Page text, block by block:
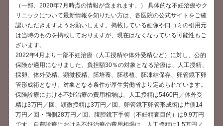
（一部、2020年7月時点の情報が含まれます。） 具体的な不妊治療やク
リニックについて最新情報を知りたい方は、各医院の公式サイトをご確
認いただきますようお願いします。掲載している画像や口コミの引用元
は当時のものを掲載しておりますが、現在はなくなっている可能性もご
ざいます。
2022年4月より一部不妊治療（人工授精や体外受精など）に対し、公的
保険が適用になりました。負担額30％の対象となる治療は、人工授精、
採卵、体外受精、顕微授精、胚培養、胚移植、胚凍結保存、卵管鏡下卵
管形成術となり、対象となる条件が厚生労働省より定められています。
保険診療における不妊治療の費用相場は、人工授精は5460円／体外受
精は3万円／回、顕微授精は3万円／回、卵管鏡下卵管形成術は片側14
万円／回・両側28万円／回、腹腔鏡下手術（不妊精査目的）は9.9万円
です。自費診療における不妊治療の費用相場は、人工授精は1.5万円／